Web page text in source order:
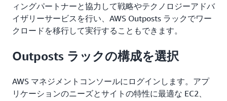
ィングパートナーと協力して戦略やテクノロジーアドバ
イザリーサービスを行い、AWS Outposts ラックでワー
クロードを移行して実行することもできます。
Outposts ラックの構成を選択
AWS マネジメントコンソールにログインします。アプ
リケーションのニーズとサイトの特性に最適な EC2、